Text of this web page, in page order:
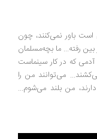
باور نمی‌کنند، چون
رفته... ما بچه‌مسلمان
که در کار سینماست
می‌توانند من را
من بلند می‌شوم...